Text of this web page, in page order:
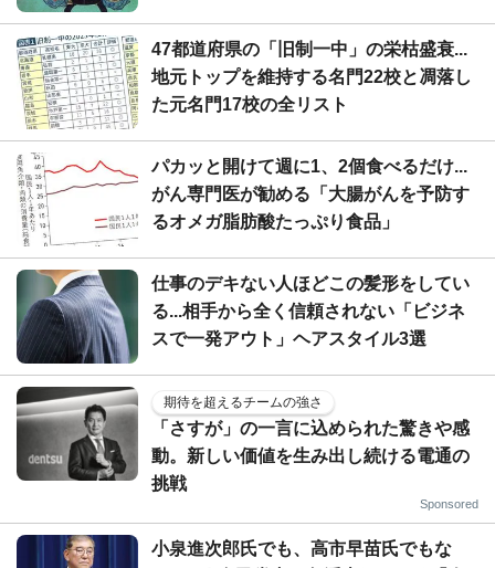
47都道府県の「旧制一中」の栄枯盛衰...
地元トップを維持する名門22校と凋落し
た元名門17校の全リスト
パカッと開けて週に1、2個食べるだけ...
がん専門医が勧める「大腸がんを予防す
るオメガ脂肪酸たっぷり食品」
仕事のデキない人ほどこの髪形をしてい
る...相手から全く信頼されない「ビジネ
スで一発アウト」ヘアスタイル3選
期待を超えるチームの強さ
「さすが」の一言に込められた驚きや感
動。新しい価値を生み出し続ける電通の
挑戦
Sponsored
小泉進次郎氏でも、高市早苗氏でもな